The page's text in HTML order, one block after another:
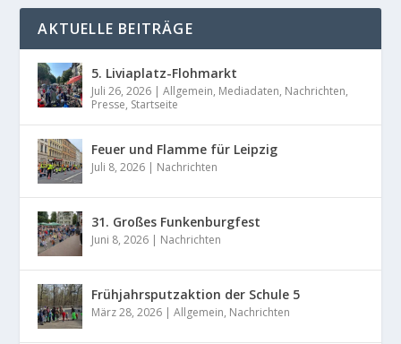
AKTUELLE BEITRÄGE
5. Liviaplatz-Flohmarkt
Juli 26, 2026 |Allgemein, Mediadaten, Nachrichten,
Presse, Startseite
Feuer und Flamme für Leipzig
Juli 8, 2026 | Nachrichten
31. Großes Funkenburgfest
Juni 8, 2026 | Nachrichten
Frühjahrsputzaktion der Schule 5
März 28, 2026 |Allgemein, Nachrichten